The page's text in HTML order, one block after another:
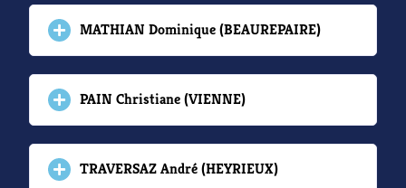
MATHIAN Dominique (BEAUREPAIRE)
PAIN Christiane (VIENNE)
TRAVERSAZ André (HEYRIEUX)